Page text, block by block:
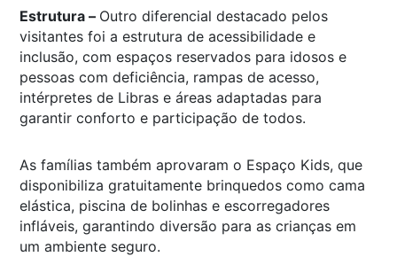
Estrutura – Outro diferencial destacado pelos
visitantes foi a estrutura de acessibilidade e
inclusão, com espaços reservados para idosos e
pessoas com deficiência, rampas de acesso,
intérpretes de Libras e áreas adaptadas para
garantir conforto e participação de todos.
As famílias também aprovaram o Espaço Kids, que
disponibiliza gratuitamente brinquedos como cama
elástica, piscina de bolinhas e escorregadores
infláveis, garantindo diversão para as crianças em
um ambiente seguro.